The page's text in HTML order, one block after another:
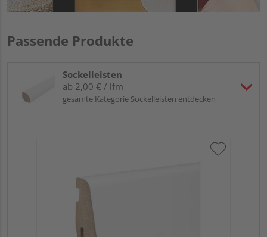
Passende Produkte
Sockelleisten
ab 2,00 € / lfm
gesamte Kategorie Sockelleisten entdecken